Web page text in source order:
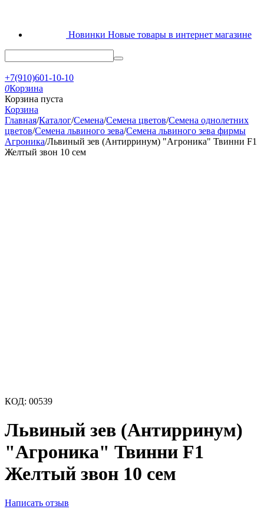
Новинки Новые товары в интернет магазине
+7(910)601-10-10
0Корзина
Корзина пуста
Корзина
Главная/Каталог/Семена/Семена цветов/Семена однолетних
цветов/Семена львиного зева/Семена львиного зева фирмы
Агроника/Львиный зев (Антирринум) "Агроника" Твинни F1
Желтый звон 10 сем
КОД: 00539
Львиный зев (Антирринум)
"Агроника" Твинни F1
Желтый звон 10 сем
Написать отзыв